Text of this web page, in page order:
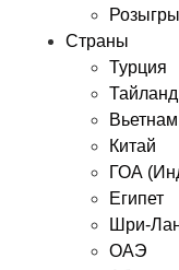
Страны
Турция
Тайланд
Вьетнам
Китай
ГОА
Египет
Шри-
ОАЭ